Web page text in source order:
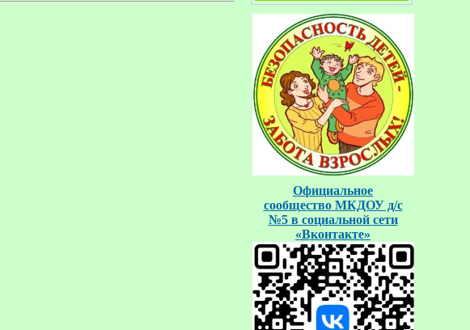
Официальное
сообщество МКДОУ д/с
№5 в социальной сети
«Вконтакте»